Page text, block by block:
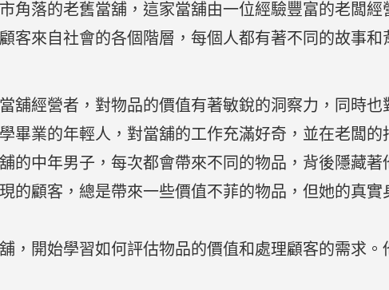
角落的老舊當舖，這家當舖由一位經驗豐富的老闆
客來自社會的各個階層，每個人都有著不同的故事和
舖經營者，對物品的價值有著敏銳的洞察力，同時也
畢業的年輕人，對當舖的工作充滿好奇，並在老闆的
的中年男子，每次都會帶來不同的物品，背後隱藏著
的顧客，總是帶來一些價值不菲的物品，但她的真實
，開始學習如何評估物品的價值和處理顧客的需求